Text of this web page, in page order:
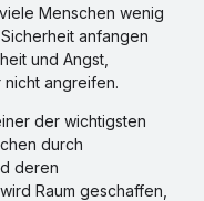
Menschen wenig
anfangen
und Angst,
angreifen.
der wichtigsten
durch
deren
Raum geschaffen,